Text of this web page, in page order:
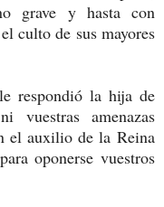
grave y hasta con
culto de sus mayores
respondió la hija de
vuestras amenazas
el auxilio de la Reina
oponerse vuestros